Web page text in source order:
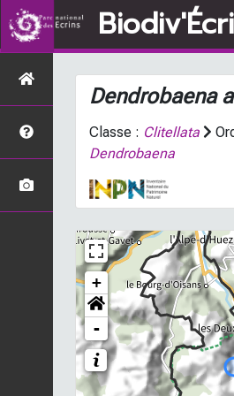
Dendrobaena
Classe : Clitellata
Dendrobaena
+
-